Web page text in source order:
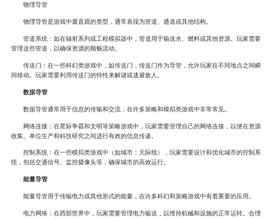
物理导管
物理导管是游戏中最直观的类型，通常表现为管道、通道或其他结构。
管道系统：如在辐射系列或工程模拟器中，管道用于输送水、燃料或其他资源。玩家需要
管理这些管道，以确保资源的顺畅流动。
传送门：在一些科幻类游戏中，如传送门，传送门作为导管，允许玩家在不同地点之间瞬
间移动。玩家需要利用传送门的特性来解谜或逃避敌人。
数据导管
数据导管通常用于信息的传输和交流，在许多策略和模拟类游戏中非常常见。
网络连接：在星际争霸和文明等策略游戏中，玩家需要管理自己的网络连接，以便在资源
收集、单位生产和科技研究之间进行有效的信息传递。
控制系统：在一些模拟类游戏中（如城市：天际线），玩家需要设计和优化城市的控制系
统，包括交通信号、监控摄像头等，确保城市的高效运行。
能量导管
能量导管用于传输电力或其他形式的能量，在许多科幻和策略游戏中有着重要的应用。
电力网络：在西部世界中，玩家需要管理电力输送，以维持机械和设施的正常运转。合理